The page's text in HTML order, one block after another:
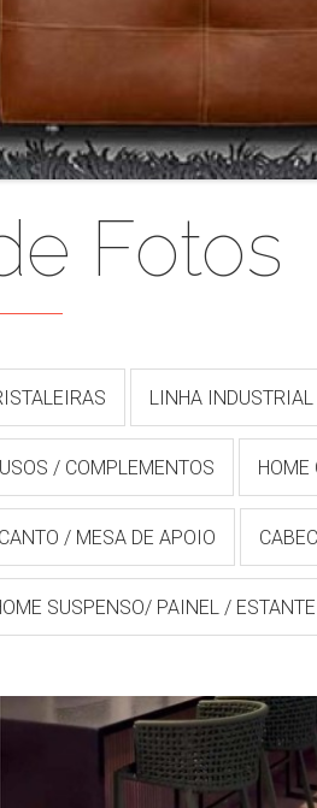
Fotos
LINHA INDUSTRIAL
/ COMPLEMENTOS HOME
/ MESA DE APOIO
SUSPENSO/ PAINEL / ESTANTE